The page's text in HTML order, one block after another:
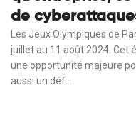
de
Les Jeux Olympiques de
juillet au 11 août 2024. Cet
une opportunité majeure
aussi un déf...